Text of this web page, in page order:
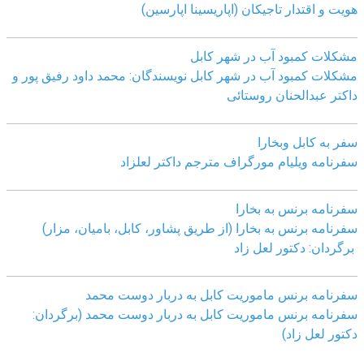
هویت و اقتدار تاجیکان (اپاریسینا اپارسین)
مشکلات کمبود آب در شهر کابل
مشکلات کمبود آب در شهر کابل نویسندگان: محمد داود رفیق پور و
داکتر عبدالحنان روستائی
سفر به کابل وبخارا
سفرنامه ویلیام مورگراف مترجم داکتر لعلزاد
سفرنامه برنس به بخارا
سفرنامه برنس به بخارا (از طریق پشاور، کابل، بامیان، مزار)
برگردان: دکتور لعل زاد
سفرنامه برنس ماموریت کابل به دربار دوست محمد
سفرنامه برنس ماموریت کابل به دربار دوست محمد (برگردان:
دکتور لعل زاد)